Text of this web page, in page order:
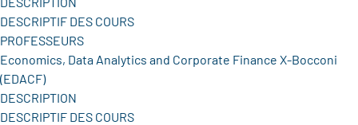
DESCRIPTIF DES COURS
PROFESSEURS
Economics, Data Analytics and Corporate Finance X-Bocconi
(EDACF)
DESCRIPTION
DESCRIPTIF DES COURS